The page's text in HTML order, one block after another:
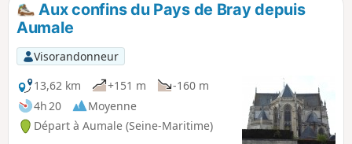
p
Aux confins du Pays de Bray depuis
Aumale
Visorandonneur
13,62 km
+151 m
-160 m
4h 20
Moyenne
Départ à Aumale (Seine-Maritime)